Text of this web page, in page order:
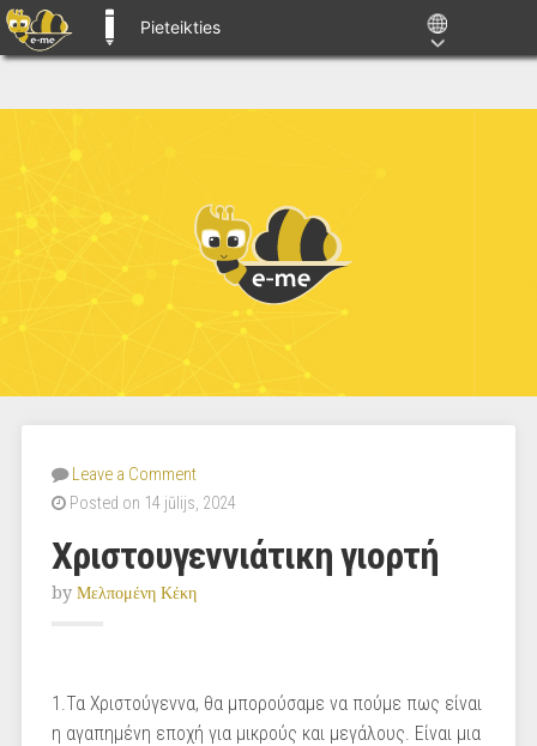
E-ME BLOGS
Pieteikties
Leave a Comment
Posted on 14 jūlijs, 2024
Χριστουγεννιάτικη γιορτή
by Μελπομένη Κέκη
1.Τα Χριστούγεννα, θα μπορούσαμε να πούμε πως είναι
η αγαπημένη εποχή για μικρούς και μεγάλους. Είναι μια